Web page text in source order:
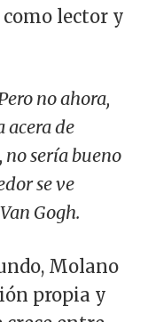
lector y
no ahora,
acera de
no sería bueno
se ve
Gogh.
Molano
propia y